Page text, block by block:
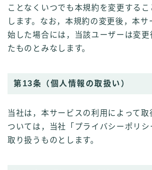
ことなくいつでも本規約を変更するこ
します。なお，本規約の変更後，本サ
始した場合には，当該ユーザーは変更
たものとみなします。
第13条（個人情報の取扱い）
当社は，本サービスの利用によって取
ついては，当社「プライバシーポリ
取り扱うものとします。